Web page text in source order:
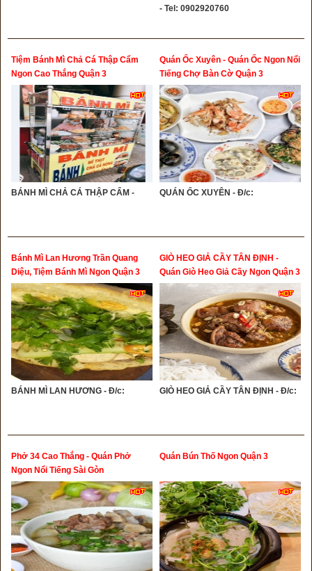
- Tel: 0902920760
Tiệm Bánh Mì Chả Cá Thập Cẩm
Ngon Cao Thắng Quận 3
BÁNH MÌ CHẢ CÁ THẬP CẨM -
Quán Ốc Xuyên - Quán Ốc Ngon Nổi
Tiếng Chợ Bàn Cờ Quận 3
QUÁN ỐC XUYÊN - Đ/c:
Bánh Mì Lan Hương Trần Quang
Diệu, Tiệm Bánh Mì Ngon Quận 3
BÁNH MÌ LAN HƯƠNG - Đ/c:
GIÒ HEO GIẢ CẦY TÂN ĐỊNH -
Quán Giò Heo Giả Cầy Ngon Quận 3
GIÒ HEO GIẢ CẦY TÂN ĐỊNH - Đ/c:
Phở 34 Cao Thắng - Quán Phở
Ngon Nổi Tiếng Sài Gòn
Quán Bún Thố Ngon Quận 3